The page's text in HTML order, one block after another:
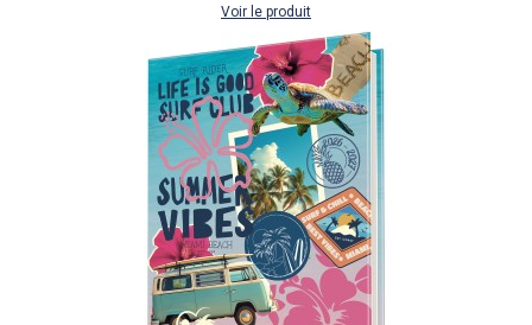
Voir le produit